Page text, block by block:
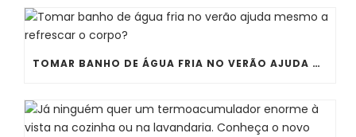
TOMAR BANHO DE ÁGUA FRIA NO VERÃO AJUDA MESMO A REFRESCAR O CORPO?